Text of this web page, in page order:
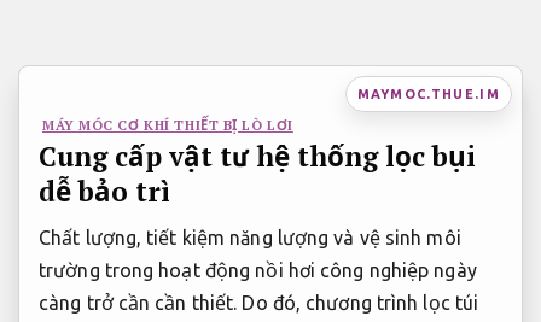
MAYMOC.THUE.IM
MÁY MÓC CƠ KHÍ THIẾT BỊ LÒ LƠI
Cung cấp vật tư hệ thống lọc bụi
dễ bảo trì
Chất lượng, tiết kiệm năng lượng và vệ sinh môi
trường trong hoạt động nồi hơi công nghiệp ngày
càng trở cần cần thiết. Do đó, chương trình lọc túi